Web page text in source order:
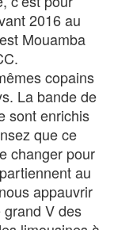
2016 au
Mouamba
copains
La bande de
sont enrichis
que ce
changer pour
au
appauvrir
V des